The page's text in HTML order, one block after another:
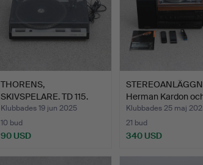
THORENS,
SKIVSPELARE. TD 115.
1900-talets …
Klubbades 19 jun 2025
10 bud
90 USD
Herman Kardon
Thoren…
Klubbades 25 maj
21 bud
340 USD